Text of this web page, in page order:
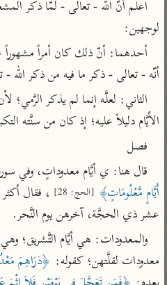
تفسير الثعلبي
الكشاف
اشترك لتصلك أخبار مشاريعنا
راسلنا •تليجرام
تعليمات•عن
لوجهين:
أنّه - تعالى - ذكر ما فيه من ذكر الله -
الأيَّام دليلاً عليه؛ إذ كان من سنَّته
فصل
قال هنا: ي أيَّام معدوداتٍ، وفي
أَيَّامٍ مَّعْلُومَاتٍ﴾ [الحج: 28]
عشر ذي الحجَّة، آخرهن يوم النَّحر.
معدودات لقلَّتهن؛ كقوله: ﴿دَرَاهِمَ